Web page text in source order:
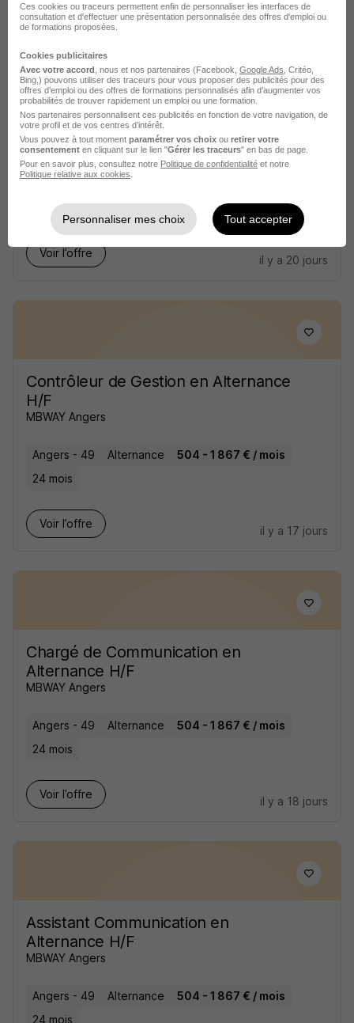
Assistant Marketing & Chargé de
Projets en Alternance H/F
Ipac Bachelor Factory Angers
12 mois
Voir l’offre
il y a 20 jours
Contrôleur de Gestion en Alternance
H/F
MBWAY Angers
Angers - 49 Alternance
504 - 1 867 € / mois
24 mois
Voir l’offre
il y a 17 jours
Chargé de Communication en
Alternance H/F
MBWAY Angers
Angers - 49 Alternance
504 - 1 867 € / mois
24 mois
Voir l’offre
il y a 18 jours
Assistant Communication en
Alternance H/F
MBWAY Angers
Angers - 49 Alternance
504 - 1 867 € / mois
24 mois
Ces cookies ou traceurs permettent enfin de personnaliser les interfaces de
consultation et d'effectuer une présentation personnalisée des offres d'emploi ou
de formations proposées.
Cookies publicitaires
Avec votre accord , nous et nos partenaires (Facebook, Google Ads , Critéo,
Bing,) pouvons utiliser des traceurs pour vous proposer des publicités pour des
offres d’emploi ou des offres de formations personnalisés afin d’augmenter vos
probabilités de trouver rapidement un emploi ou une formation.
Nos partenaires personnalisent ces publicités en fonction de votre navigation, de
votre profil et de vos centres d’intérêt.
Vous pouvez à tout moment paramétrer vos choix ou retirer votre
consentement en cliquant sur le lien "Gérer les traceurs" en bas de page.
Pour en savoir plus, consultez notre Politique de confidentialité et notre
Politique relative aux cookies
Personnaliser mes choix Tout accepter